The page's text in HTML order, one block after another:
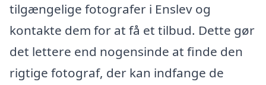
tilgængelige fotografer i Enslev og
kontakte dem for at få et tilbud. Dette gør
det lettere end nogensinde at finde den
rigtige fotograf, der kan indfange de